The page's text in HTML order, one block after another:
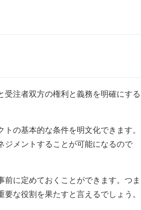
注者双方の権利と義務を明確にする
トの基本的な条件を明文化できます。
ジメントすることが可能になるので
に定めておくことができます。つま
な役割を果たすと言えるでしょう。